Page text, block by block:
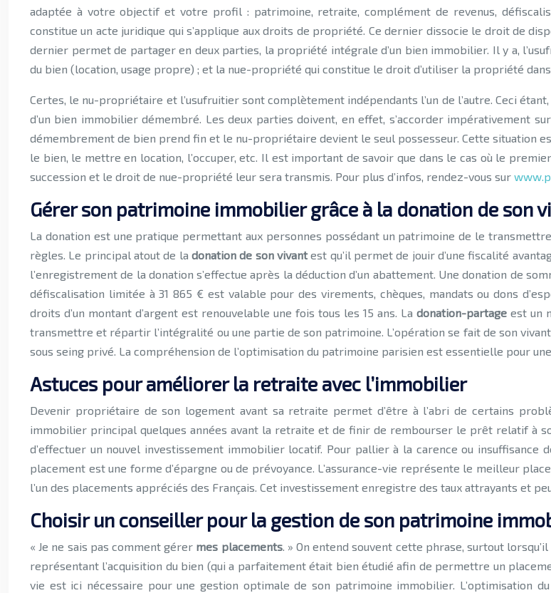
adaptée à votre objectif et votre profil : patrimoine, retraite, complément de revenus,
constitue un acte juridique qui s’applique aux droits de propriété. Ce dernier dissocie le droit de
dernier permet de partager en deux parties, la propriété intégrale d’un bien immobilier. Il y a,
du bien (location, usage propre) ; et la nue-propriété qui constitue le droit d’utiliser la propriété
Certes, le nu-propriétaire et l’usufruitier sont complètement indépendants l’un de l’autre. Ceci
d’un bien immobilier démembré. Les deux parties doivent, en effet, s’accorder impérativement
démembrement de bien prend fin et le nu-propriétaire devient le seul possesseur. Cette situation
le bien, le mettre en location, l’occuper, etc. Il est important de savoir que dans le cas où le
succession et le droit de nue-propriété leur sera transmis. Pour plus d’infos, rendez-vous sur
Gérer son patrimoine immobilier grâce à la donation de son
La donation est une pratique permettant aux personnes possédant un patrimoine de le
règles. Le principal atout de la donation de son vivantest qu’il permet de jouir d’une fiscalité
l’enregistrement de la donation s’effectue après la déduction d’un abattement. Une donation de
défiscalisation limitée à 31 865 € est valable pour des virements, chèques, mandats ou dons
droits d’un montant d’argent est renouvelable une fois tous les 15 ans. La donation-partage est un
transmettre et répartir l’intégralité ou une partie de son patrimoine. L’opération se fait de son
sous seing privé. La compréhension de l’optimisation du patrimoine parisien est essentielle pour
Astuces pour améliorer la retraite avec l’immobilier
Devenir propriétaire de son logement avant sa retraite permet d’être à l’abri de certains
immobilier principal quelques années avant la retraite et de finir de rembourser le prêt relatif à
d’effectuer un nouvel investissement immobilier locatif. Pour pallier à la carence ou insuffisance
placement est une forme d’épargne ou de prévoyance. L’assurance-vie représente le meilleur
l’un des placements appréciés des Français. Cet investissement enregistre des taux attrayants et
Choisir un conseiller pour la gestion de son patrimoine
« Je ne sais pas comment gérer mes placements. » On entend souvent cette phrase, surtout
représentant l’acquisition du bien (qui a parfaitement était bien étudié afin de permettre un
vie est ici nécessaire pour une gestion optimale de son patrimoine immobilier. L’optimisation